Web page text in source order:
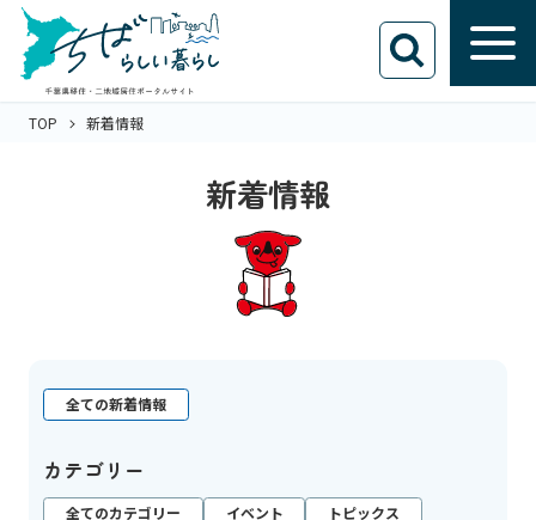
TOP 新着情報
新着情報
全ての新着情報
カテゴリー
全てのカテゴリー イベント
トピックス